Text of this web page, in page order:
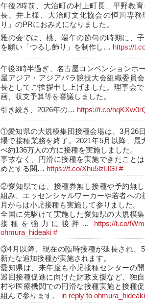
午後2時前、大治町の村上町長、平野教
長、井上様、大治町文化協会の恒川専
り」のPRにおみえになりました。
雅の会では、桃、端午の節句の時期に、
を願い「つるし飾り」を制作し… https://
午後3時半過ぎ、名古屋コンベンションホ
屋アジア・アジアパラ競技大会組織委員
長としてご挨拶申し上げました。理事会
画、収支予算等を審議しました。
引き続き、2026年の… https://t.co/
①愛知県の大規模集団接種会場は、3月26
場で接種業務を終了。2021年5月以降、最
べ約136万人の方に接種を実施しました。
事故なく、円滑に接種を実施できたこと
めとする関… https://t.co/Xhu5lzLlGI #
②愛知県では、接種券無し接種や予約無
組み、エッセンシャルワーカーや若者への
月からは小児接種も実施して参りました。
全国に先駆けて実施した愛知県の大規模
接種を強力に後押…
https://t.co/
ohmura_hideaki #
③4月以降、現在の臨時接種が延長され、
新たな追加接種が実施されます。
愛知県は、来年度も小児接種センターの
巡回接種促進に向けた財政支援など、独
村や医療機関での円滑な接種実施と接種
組んで参ります。 in reply to ohmura_hideaki